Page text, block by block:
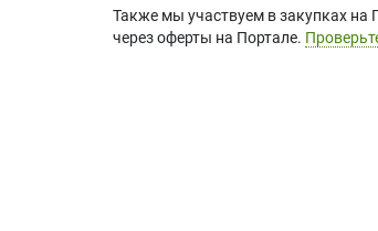
Также мы участвуем в закупках
через оферты на Портале.